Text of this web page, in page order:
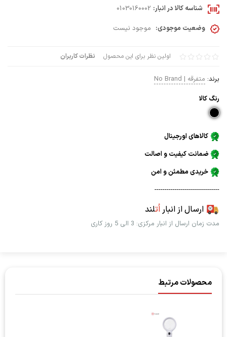
اولین نظر برای این محصول نظرات کاربران
برند: متفرقه | No Brand
رنگ كالا
کالاهای اورجینال
ضمانت کیفیت و اصالت
خریدی مطمئن و امن
--------------------------------
ارسال از انباراُتلند
مدت زمان ارسال از انبار مرکزی: 3 الی 5 روز کاری
شناسه کالا در انبار: 01030160002
وضعیت موجودی: موجود نیست
محصولات مرتبط